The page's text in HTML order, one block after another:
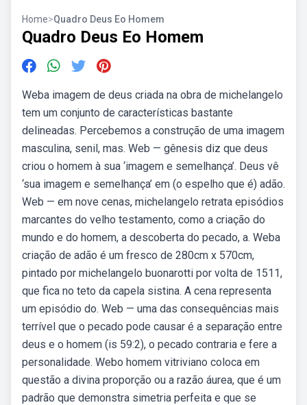
Home>Quadro Deus Eo Homem
Quadro Deus Eo Homem
Weba imagem de deus criada na obra de michelangelo
tem um conjunto de características bastante
delineadas. Percebemos a construção de uma imagem
masculina, senil, mas. Web — gênesis diz que deus
criou o homem à sua ‘imagem e semelhança’. Deus vê
‘sua imagem e semelhança’ em (o espelho que é) adão.
Web — em nove cenas, michelangelo retrata episódios
marcantes do velho testamento, como a criação do
mundo e do homem, a descoberta do pecado, a. Weba
criação de adão é um fresco de 280cm x 570cm,
pintado por michelangelo buonarotti por volta de 1511,
que fica no teto da capela sistina. A cena representa
um episódio do. Web — uma das consequências mais
terrível que o pecado pode causar é a separação entre
deus e o homem (is 59:2), o pecado contraria e fere a
personalidade. Webo homem vitriviano coloca em
questão a divina proporção ou a razão áurea, que é um
padrão que demonstra simetria perfeita e que se